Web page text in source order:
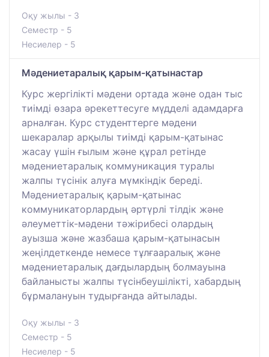
Оқу жылы - 3
Семестр - 5
Несиелер - 5
Мәдениетаралық қарым-қатынастар
Курс жергілікті мәдени ортада және одан тыс
тиімді өзара әрекеттесуге мүдделі адамдарға
арналған. Курс студенттерге мәдени
шекаралар арқылы тиімді қарым-қатынас
жасау үшін ғылым және құрал ретінде
мәдениетаралық коммуникация туралы
жалпы түсінік алуға мүмкіндік береді.
Мәдениетаралық қарым-қатынас
коммуникаторлардың әртүрлі тілдік және
әлеуметтік-мәдени тәжірибесі олардың
ауызша және жазбаша қарым-қатынасын
жеңілдеткенде немесе тұлғааралық және
мәдениетаралық дағдылардың болмауына
байланысты жалпы түсінбеушілікті, хабардың
бұрмалануын тудырғанда айтылады.
Оқу жылы - 3
Семестр - 5
Несиелер - 5